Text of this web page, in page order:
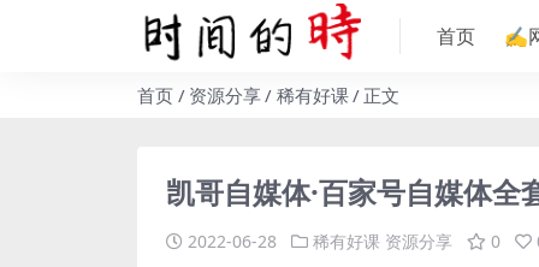
首页 ✍
首页 资源分享 稀有好课 正文
凯哥自媒体·百家号自媒体
2022-06-28 稀有好课 资源分享 0